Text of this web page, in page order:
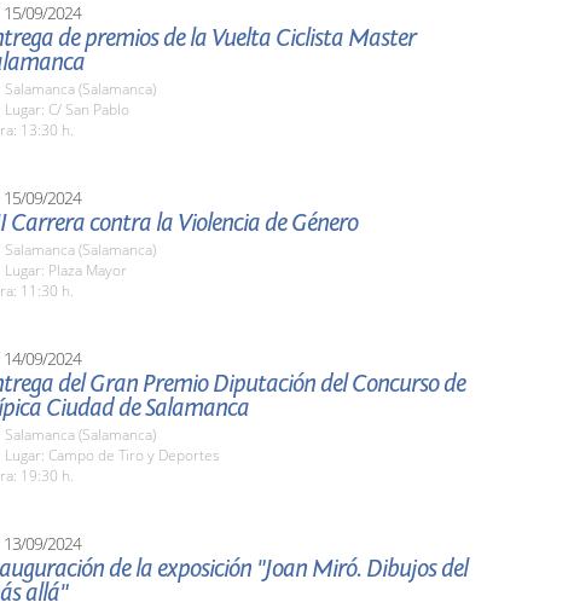
15/09/2024
de premios de la Vuelta Ciclista Master
Salamanca (Salamanca)
Lugar: C/ San Pablo
13:30 h.
15/09/2024
Carrera contra la Violencia de Género
Salamanca (Salamanca)
Lugar: Plaza Mayor
11:30 h.
14/09/2024
del Gran Premio Diputación del Concurso de
Ciudad de Salamanca
Salamanca (Salamanca)
Lugar: Campo de Tiro y Deportes
19:30 h.
13/09/2024
de la exposición "Joan Miró. Dibujos del
allá"